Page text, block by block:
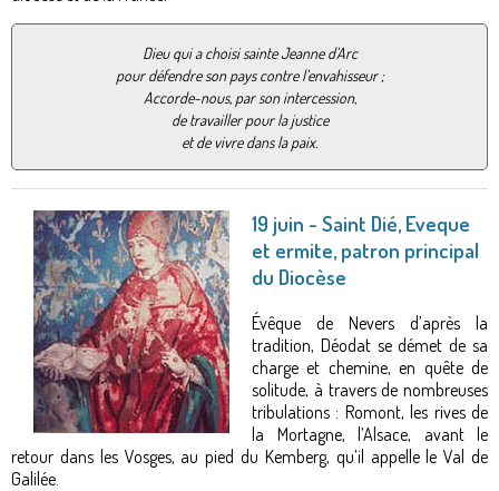
Dieu qui a choisi sainte Jeanne d’Arc
pour défendre son pays contre l’envahisseur ;
Accorde-nous, par son intercession,
de travailler pour la justice
et de vivre dans la paix.
19 juin - Saint Dié, Eveque
et ermite, patron principal
du Diocèse
Évêque de Nevers d’après la
tradition, Déodat se démet de sa
charge et chemine, en quête de
solitude, à travers de nombreuses
tribulations : Romont, les rives de
la Mortagne, l’Alsace, avant le
retour dans les Vosges, au pied du Kemberg, qu’il appelle le Val de
Galilée.